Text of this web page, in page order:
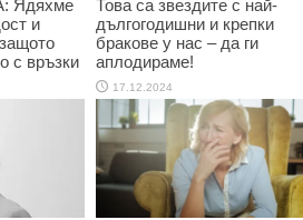
Ядяхме
и
с връзки
Това са звездите с най-
дългогодишни и крепки
бракове у нас – да ги
аплодираме!
17.12.2024